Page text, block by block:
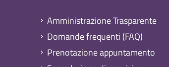
Amministrazione Trasparente
Domande frequenti (FAQ)
Prenotazione appuntamento